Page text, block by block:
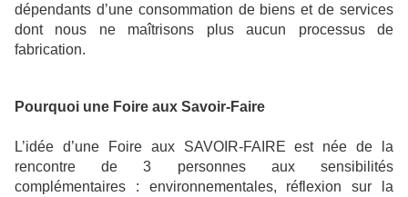
dépendants d’une consommation de biens et de services
dont nous ne maîtrisons plus aucun processus de
fabrication.
Pourquoi une Foire aux Savoir-Faire
L’idée d’une Foire aux SAVOIR-FAIRE est née de la
rencontre de 3 personnes aux sensibilités
complémentaires : environnementales, réflexion sur la